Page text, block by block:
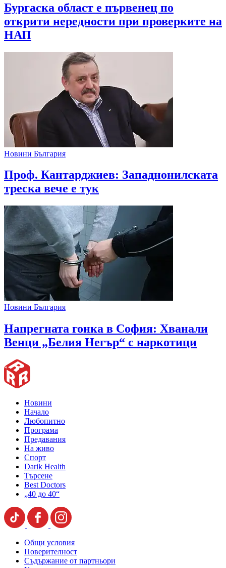
Бургаска област е първенец по
открити нередности при проверките на
НАП
Новини България
Проф. Кантарджиев: Западнонилската
треска вече е тук
Новини България
Напрегната гонка в София: Хванали
Венци „Белия Негър“ с наркотици
Новини
Начало
Любопитно
Програма
Предавания
На живо
Спорт
Darik Health
Търсене
Best Doctors
„40 до 40“
Общи условия
Поверителност
Съдържание от партньори